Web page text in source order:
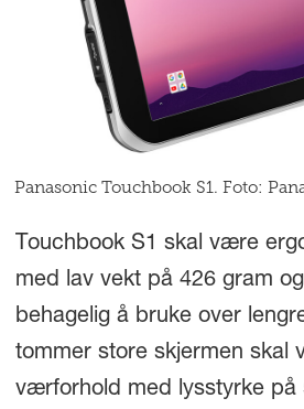
Panasonic Touchbook S1. Foto:
Touchbook S1 skal være
med lav vekt på 426 gram
behagelig å bruke over
tommer store skjermen skal
værforhold med lysstyrke på